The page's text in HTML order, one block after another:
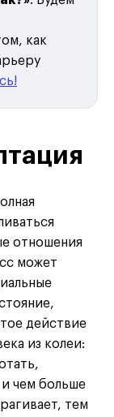
как
отношения
может
действие
из колеи:
чем больше
тем